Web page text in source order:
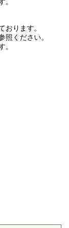
おります。
照ください。
。